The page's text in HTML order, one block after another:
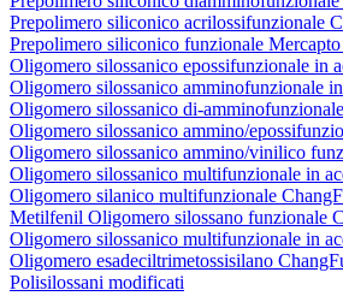
Prepolimero siliconico acrilossifunzionale
Prepolimero siliconico funzionale
Oligomero silossanico epossifunzionale in
Oligomero silossanico amminofunzionale
Oligomero silossanico di-
Oligomero silossanico ammino/
Oligomero silossanico ammino/vinilico
Oligomero silossanico multifunzionale in
Oligomero silanico multifunzionale
Metilfenil Oligomero silossano funzionale
Oligomero silossanico multifunzionale in
Oligomero esadeciltrimetossisilano
Polisilossani modificati